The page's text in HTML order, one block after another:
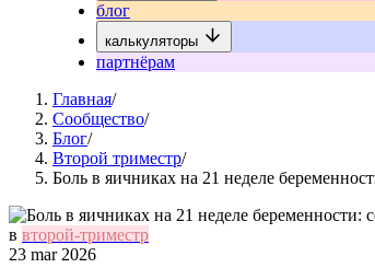
блог
калькуляторы
партнёрам
Главная/
Сообщество/
Блог/
Второй триместр/
Боль в яичниках на 21 неделе
в второй-триместр
23 mar 2026